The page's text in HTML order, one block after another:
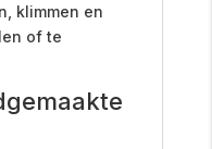
klimmen en
of te